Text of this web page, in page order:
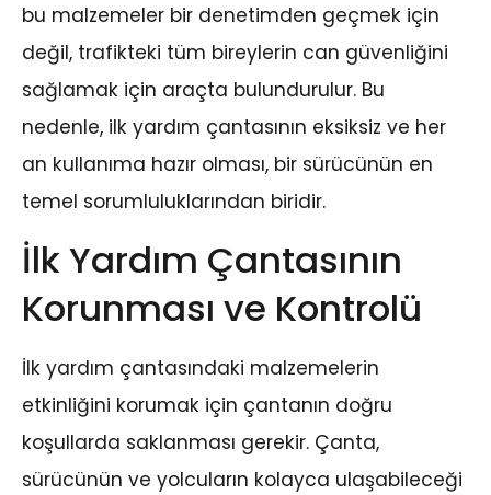
bu malzemeler bir denetimden geçmek için
değil, trafikteki tüm bireylerin can güvenliğini
sağlamak için araçta bulundurulur. Bu
nedenle, ilk yardım çantasının eksiksiz ve her
an kullanıma hazır olması, bir sürücünün en
temel sorumluluklarından biridir.
İlk Yardım Çantasının
Korunması ve Kontrolü
İlk yardım çantasındaki malzemelerin
etkinliğini korumak için çantanın doğru
koşullarda saklanması gerekir. Çanta,
sürücünün ve yolcuların kolayca ulaşabileceği